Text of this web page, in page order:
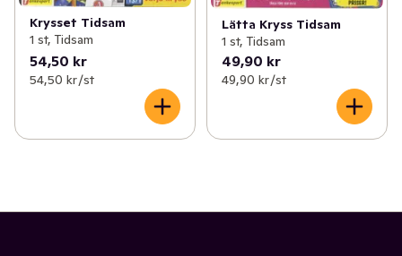
Krysset Tidsam
1 st, Tidsam
54,50 kr
54,50 kr /st
Lätta Kryss Tidsam
1 st, Tidsam
49,90 kr
49,90 kr /st